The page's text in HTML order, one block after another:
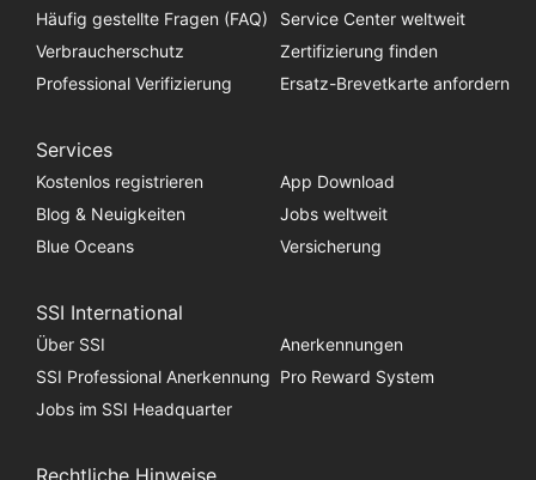
Häufig gestellte Fragen (FAQ)
Service Center weltweit
Verbraucherschutz
Zertifizierung finden
Professional Verifizierung
Ersatz-Brevetkarte anfordern
Services
Kostenlos registrieren
App Download
Blog & Neuigkeiten
Jobs weltweit
Blue Oceans
Versicherung
SSI International
Über SSI
Anerkennungen
SSI Professional Anerkennung Pro Reward System
Jobs im SSI Headquarter
Rechtliche Hinweise